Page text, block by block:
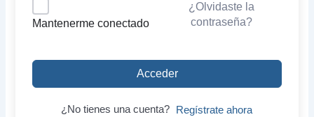
Mantenerme conectado
¿Olvidaste la
contraseña?
Acceder
¿No tienes una cuenta? Regístrate ahora